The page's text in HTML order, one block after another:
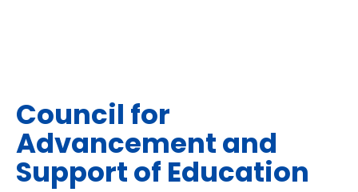
Council for
Advancement and
Support of Education